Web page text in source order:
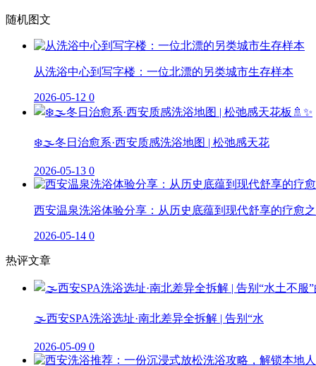
随机图文
从洗浴中心到写字楼：一位北漂的另类城市生存样本
2026-05-12 0
❄️🌫️冬日治愈系·西安质感洗浴地图 | 松弛感天花
2026-05-13 0
西安温泉洗浴体验分享：从历史底蕴到现代舒享的疗愈
2026-05-14 0
热评文章
🌫️西安SPA洗浴选址·南北差异全拆解 | 告别“水
2026-05-09 0